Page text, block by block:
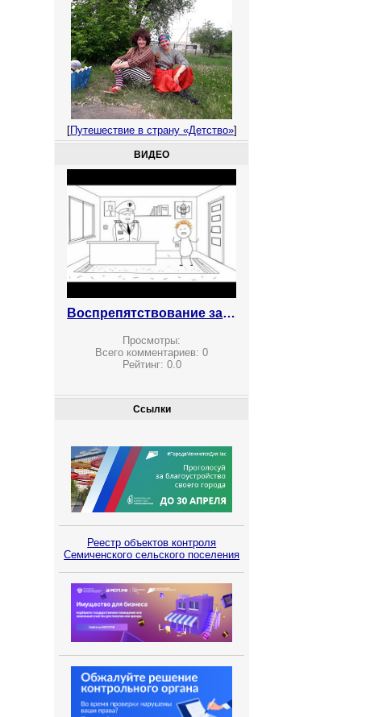
[Путешествие в страну «Детство»]
ВИДЕО
Воспрепятствование законной предпринимательской деятельности
Просмотры:
Всего комментариев:0
Рейтинг: 0.0
Ссылки
Реестр объектов контроля
Семиченского сельского поселения